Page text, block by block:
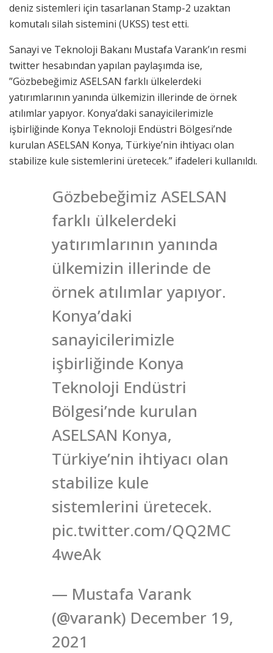
deniz sistemleri için tasarlanan Stamp-2 uzaktan
komutalı silah sistemini (UKSS) test etti.
Sanayi ve Teknoloji Bakanı Mustafa Varank’ın resmi
twitter hesabından yapılan paylaşımda ise,
”Gözbebeğimiz ASELSAN farklı ülkelerdeki
yatırımlarının yanında ülkemizin illerinde de örnek
atılımlar yapıyor. Konya’daki sanayicilerimizle
işbirliğinde Konya Teknoloji Endüstri Bölgesi’nde
kurulan ASELSAN Konya, Türkiye’nin ihtiyacı olan
stabilize kule sistemlerini üretecek.” ifadeleri kullanıldı.
Gözbebeğimiz ASELSAN
farklı ülkelerdeki
yatırımlarının yanında
ülkemizin illerinde de
örnek atılımlar yapıyor.
Konya’daki
sanayicilerimizle
işbirliğinde Konya
Teknoloji Endüstri
Bölgesi’nde kurulan
ASELSAN Konya,
Türkiye’nin ihtiyacı olan
stabilize kule
sistemlerini üretecek.
pic.twitter.com/QQ2MC
4weAk
— Mustafa Varank
(@varank) December 19,
2021